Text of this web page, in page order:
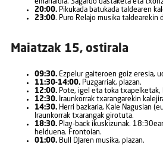
20:00.Pikukada batukada taldearen
23:00. Puro Relajo musika taldearekin
Maiatzak 15, ostirala
09:30.Ezpelur gaiteroen goiz eresia,
11:30-14:00.Puzgarriak, plazan.
12:00.Pote, igel eta toka txapelketak,
12:30.Iraunkorrak txarangarekin
14:30.Herri bazkaria, Kale Nagusian
Iraunkorrak txarangak girotuta.
18:30.Play-back ikuskizunak.
helduena. Frontoian.
01:00.Bull DJaren musika, plazan.